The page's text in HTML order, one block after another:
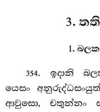
3.
1.
354. ඉදානි
යෙසං
ආවුසො, චතුන්නං